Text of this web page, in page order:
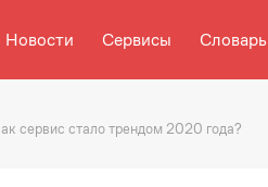
Новости Сервисы Словарь
сервис стало трендом 2020 года?